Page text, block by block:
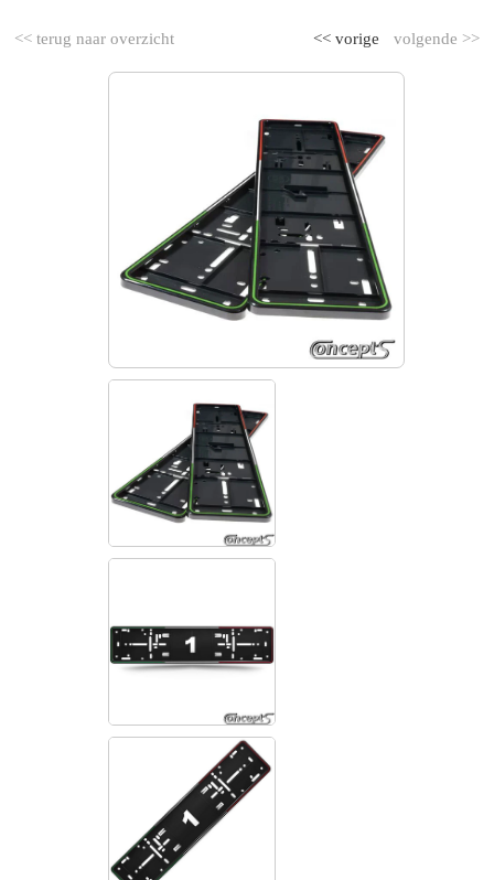
<< terug naar overzicht volgende >>
<< vorige